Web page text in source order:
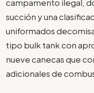
campamento ilegal,
succión y una
uniformados
tipo bulk tank con
nueve canecas que
adicionales de